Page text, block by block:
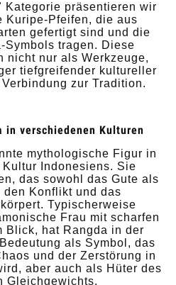
Kategorie präsentieren wir
Kuripe-Pfeifen, die aus
gefertigt sind und die
Symbols tragen. Diese
nicht nur als Werkzeuge,
tiefgreifender kultureller
zur Tradition.
in verschiedenen Kulturen
mythologische Figur in
Indonesiens. Sie
das sowohl das Gute als
den Konflikt und das
Typischerweise
Frau mit scharfen
Blick, hat Rangda in der
als Symbol, das
und der Zerstörung in
aber auch als Hüter des
Gleichgewichts.